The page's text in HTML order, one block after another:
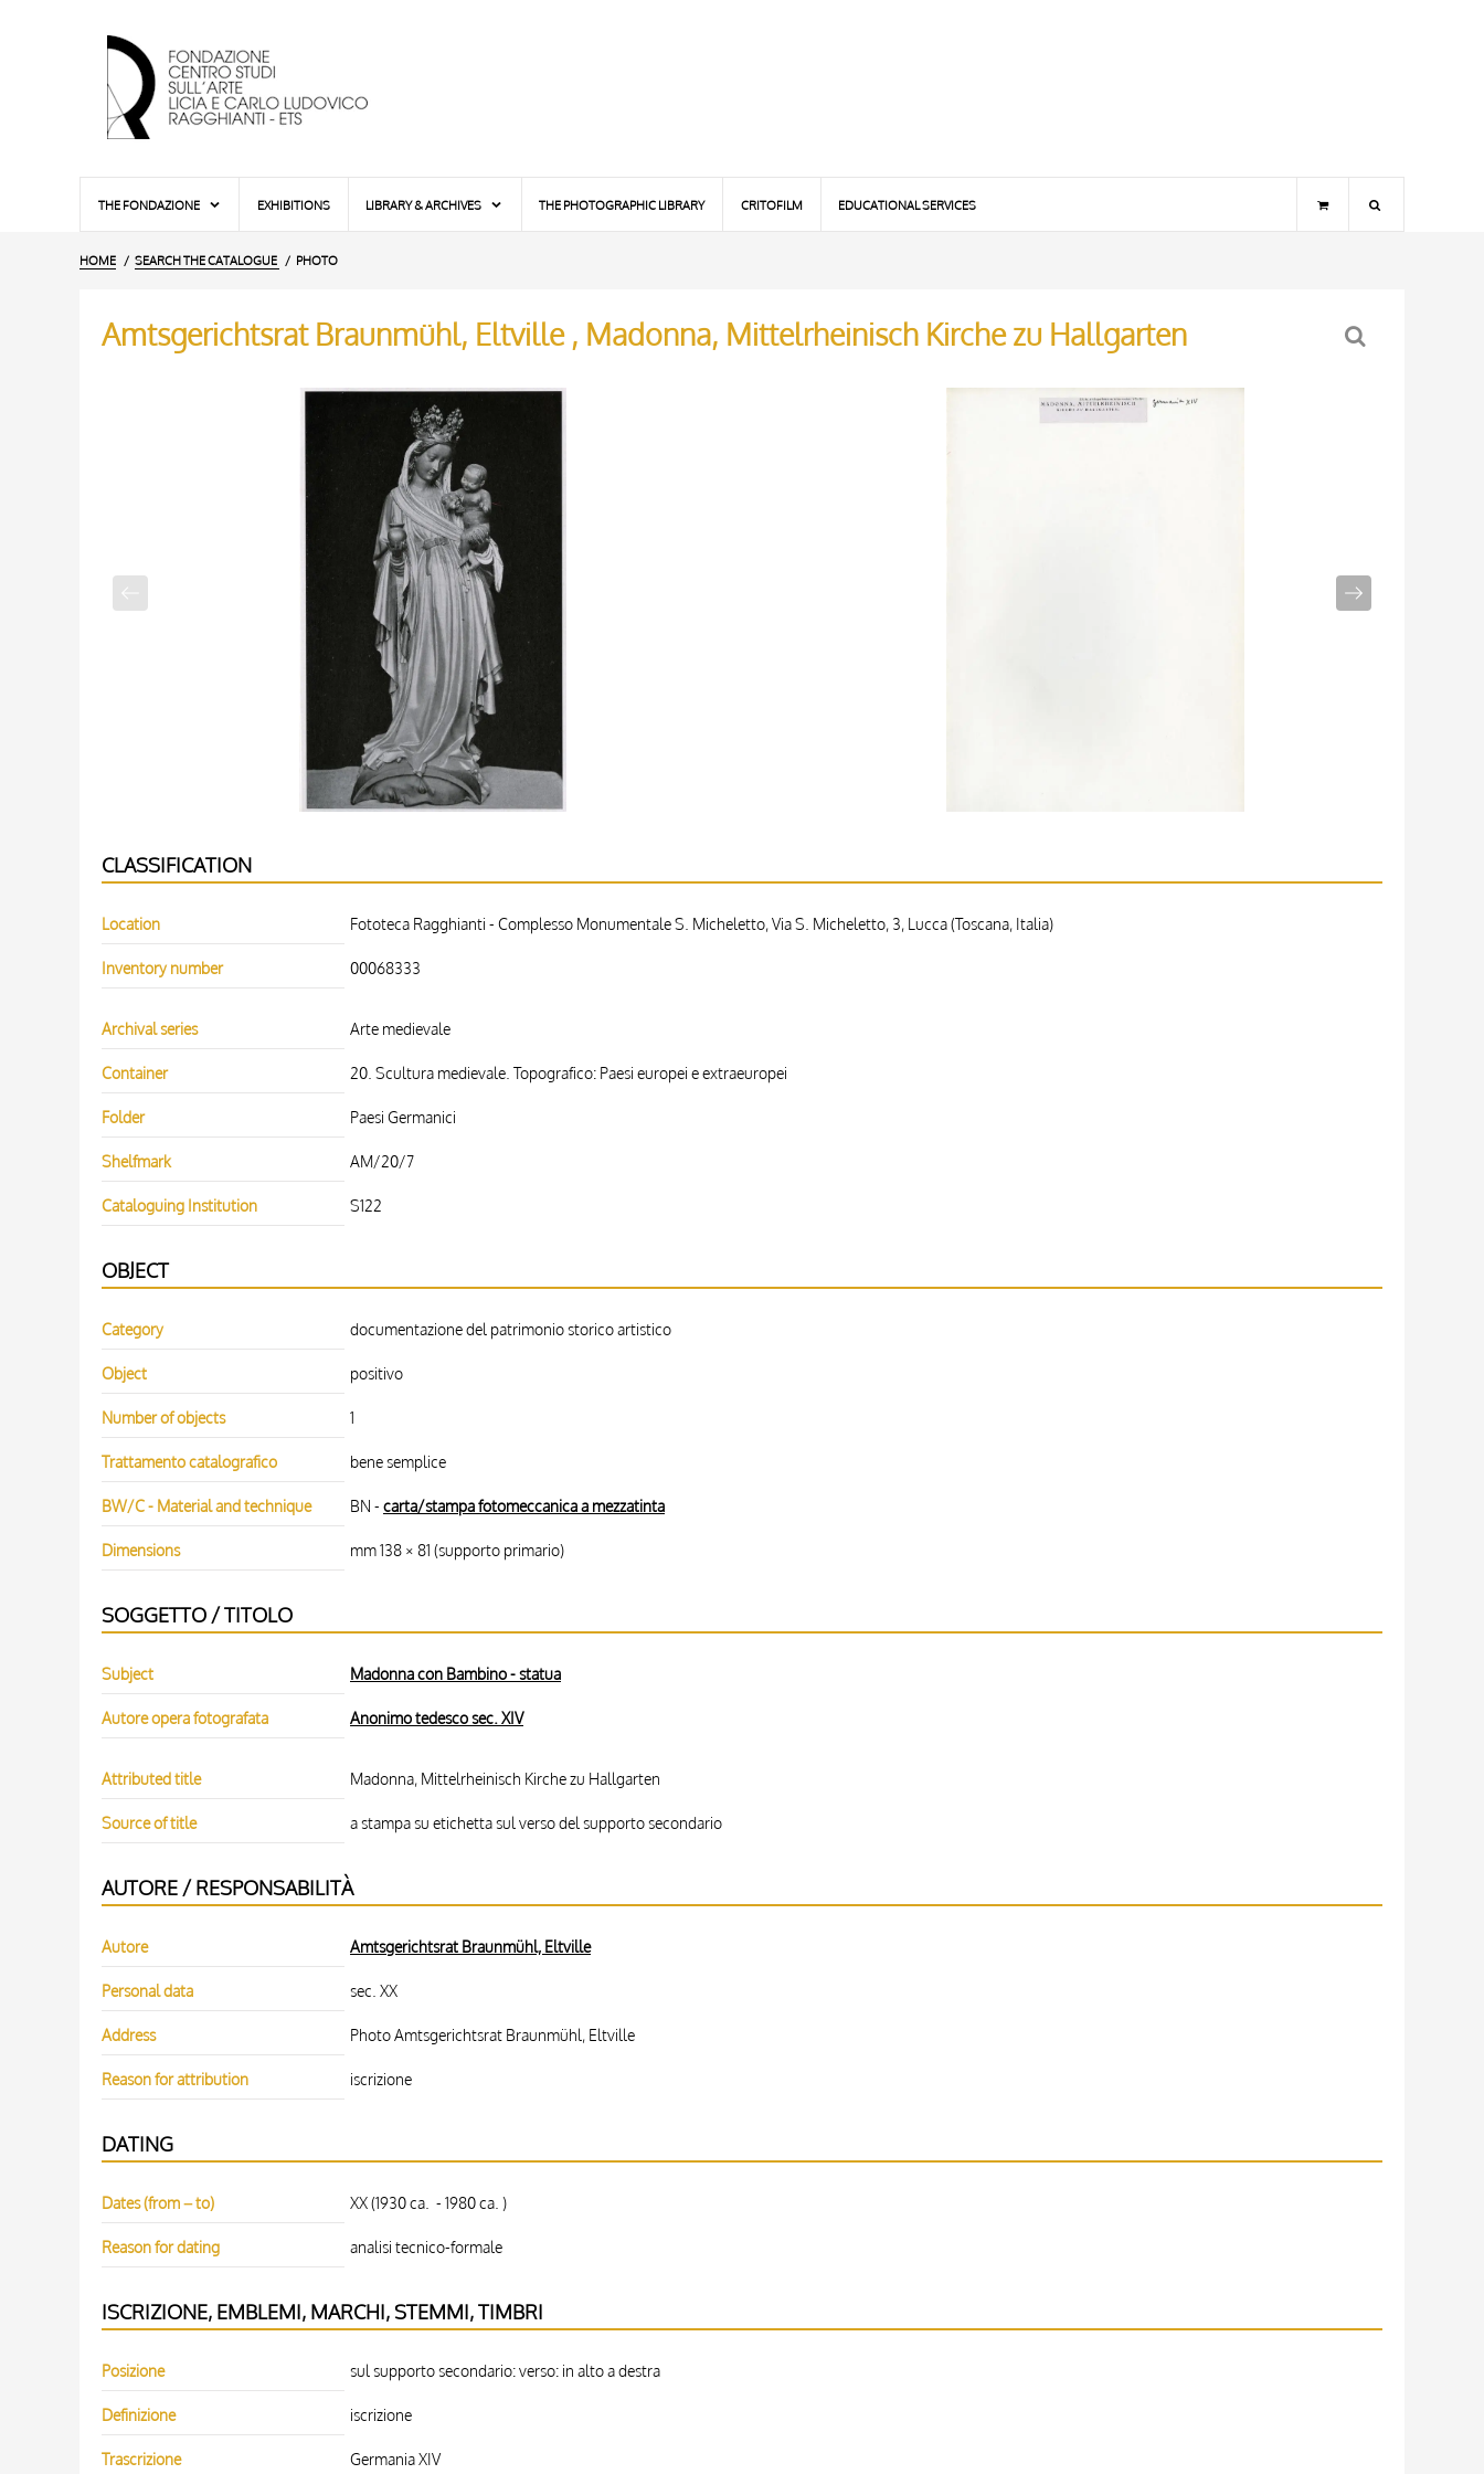
THE FONDAZIONE EXHIBITIONS LIBRARY & ARCHIVES THE PHOTOGRAPHIC LIBRARY CRITOFILM EDUCATIONAL SERVICES
HOME SEARCH THE CATALOGUE PHOTO
Amtsgerichtsrat Braunmühl, Eltville , Madonna, Mittelrheinisch Kirche zu Hallgarten
CLASSIFICATION
Location Fototeca Ragghianti - Complesso Monumentale S. Micheletto, Via S. Micheletto, 3, Lucca (Toscana, Italia)
Inventory number 00068333
Archival series Arte medievale
Container 20. Scultura medievale. Topografico: Paesi europei e extraeuropei
Folder Paesi Germanici
Shelfmark AM/20/7
Cataloguing Institution S122
OBJECT
Category documentazione del patrimonio storico artistico
Object positivo
Number of objects 1
Trattamento catalografico bene semplice
BW/C - Material and technique BN - carta/stampa fotomeccanica a mezzatinta
Dimensions mm 138 × 81 (supporto primario)
SOGGETTO / TITOLO
Subject Madonna con Bambino - statua
Autore opera fotografata Anonimo tedesco sec. XIV
Attributed title Madonna, Mittelrheinisch Kirche zu Hallgarten
Source of title a stampa su etichetta sul verso del supporto secondario
AUTORE / RESPONSABILITÀ
Autore Amtsgerichtsrat Braunmühl, Eltville
Personal data sec. XX
Address Photo Amtsgerichtsrat Braunmühl, Eltville
Reason for attribution iscrizione
DATING
Dates (from – to) XX (1930 ca. - 1980 ca. )
Reason for dating analisi tecnico-formale
ISCRIZIONE, EMBLEMI, MARCHI, STEMMI, TIMBRI
Posizione sul supporto secondario: verso: in alto a destra
Definizione iscrizione
Trascrizione Germania XIV